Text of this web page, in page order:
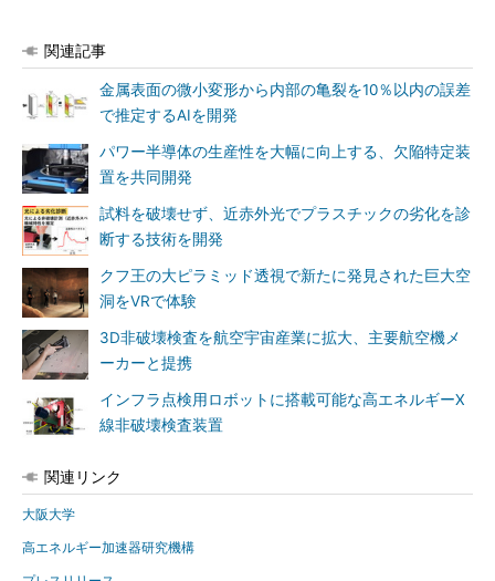
関連記事
金属表面の微小変形から内部の亀裂を10％以内の誤差
で推定するAIを開発
パワー半導体の生産性を大幅に向上する、欠陥特定装
置を共同開発
試料を破壊せず、近赤外光でプラスチックの劣化を診
断する技術を開発
クフ王の大ピラミッド透視で新たに発見された巨大空
洞をVRで体験
3D非破壊検査を航空宇宙産業に拡大、主要航空機メ
ーカーと提携
インフラ点検用ロボットに搭載可能な高エネルギーX
線非破壊検査装置
関連リンク
大阪大学
高エネルギー加速器研究機構